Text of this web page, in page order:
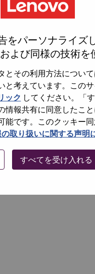
をパーソナライズ
よび同様の技術を
とその利用方法につい
と考えています。この
ック してください。「
情報共有に同意したこ
能です。このクッキー
取り扱いに関する声明
すべてを受け入れる
then click
に送ります